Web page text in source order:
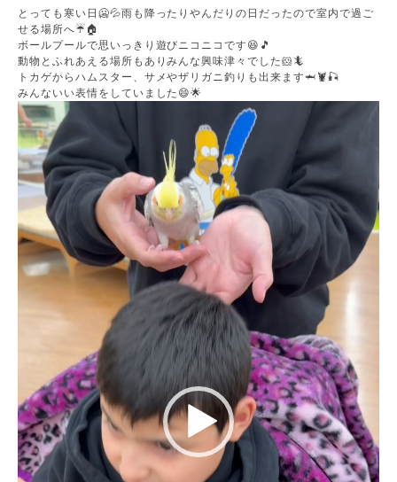
とっても寒い日🥶💦雨も降ったりやんだりの日だったので室内で過ご
せる場所へ☔🏠
ボールプールで思いっきり遊びニコニコです😆🎵
動物とふれあえる場所もありみんな興味津々でした🐹🦎
トカゲからハムスター、サメやザリガニ釣りも出来ます🦈🦞🎣
みんないい表情をしていました😄🌟
動
画
プ
レ
ー
ー